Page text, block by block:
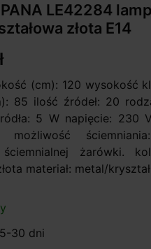
LE42284
złota E14
(cm): 120 wysokość
85 ilość źródeł: 20
5 W napięcie: 230
możliwość
ściemnialnej żarówki.
materiał: metal/
30 dni